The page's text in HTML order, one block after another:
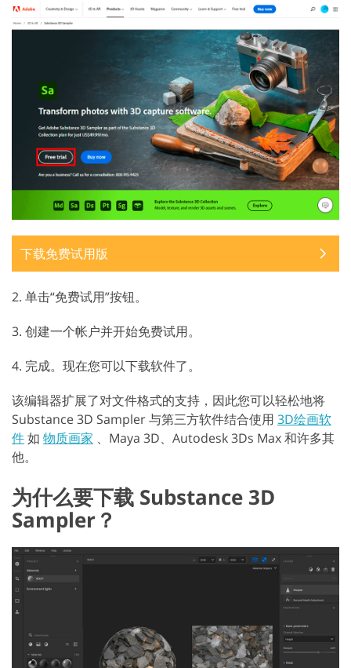
下载免费试用版
2. 单击“免费试用”按钮。
3. 创建一个帐户并开始免费试用。
4. 完成。现在您可以下载软件了。
该编辑器扩展了对文件格式的支持，因此您可以轻松地将
Substance 3D Sampler 与第三方软件结合使用 3D绘画软
件如 物质画家 、Maya 3D、Autodesk 3Ds Max 和许多其
他。
为什么要下载 Substance 3D
Sampler？